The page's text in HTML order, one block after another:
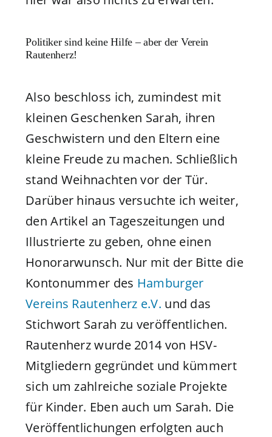
Politiker sind keine Hilfe – aber der Verein
Rautenherz!
Also beschloss ich, zumindest mit
kleinen Geschenken Sarah, ihren
Geschwistern und den Eltern eine
kleine Freude zu machen. Schließlich
stand Weihnachten vor der Tür.
Darüber hinaus versuchte ich weiter,
den Artikel an Tageszeitungen und
Illustrierte zu geben, ohne einen
Honorarwunsch. Nur mit der Bitte die
Kontonummer des Hamburger
Vereins Rautenherz e.V. und das
Stichwort Sarah zu veröffentlichen.
Rautenherz wurde 2014 von HSV-
Mitgliedern gegründet und kümmert
sich um zahlreiche soziale Projekte
für Kinder. Eben auch um Sarah. Die
Veröffentlichungen erfolgten auch